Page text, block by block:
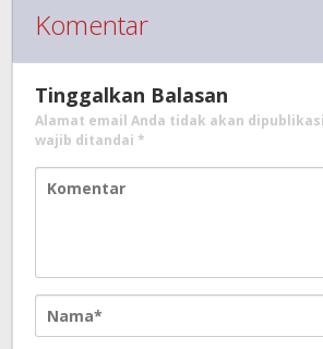
Komentar
Tinggalkan Balasan
Alamat email Anda tidak akan
wajib ditandai *